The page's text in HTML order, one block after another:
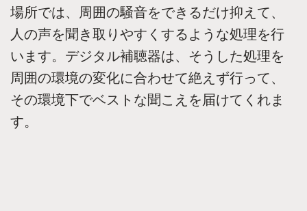
場所では、周囲の騒音をできるだけ抑えて、
人の声を聞き取りやすくするような処理を行
います。デジタル補聴器は、そうした処理を
周囲の環境の変化に合わせて絶えず行って、
その環境下でベストな聞こえを届けてくれま
す。